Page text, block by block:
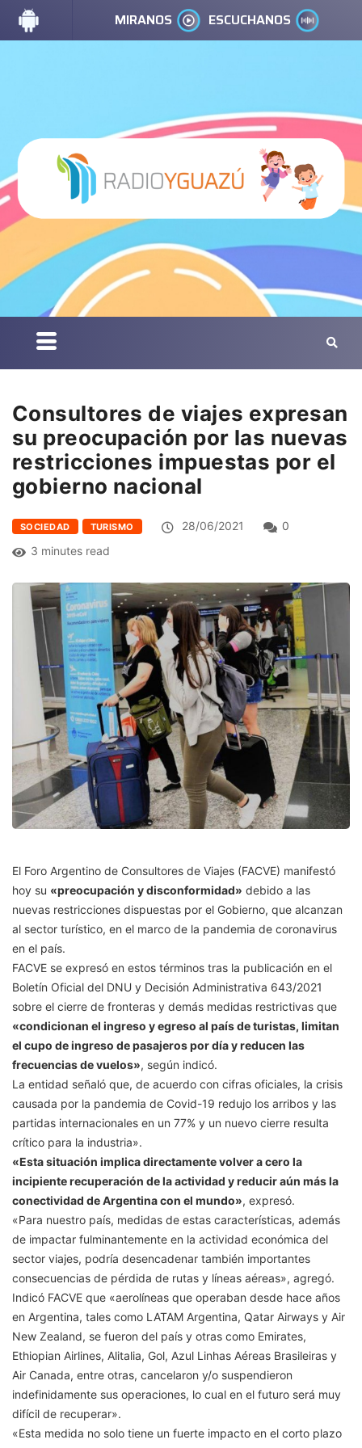
MIRANOS ESCUCHANOS
Consultores de viajes expresan
su preocupación por las nuevas
restricciones impuestas por el
gobierno nacional
SOCIEDAD TURISMO 28/06/2021
0
3 minutes read
El Foro Argentino de Consultores de Viajes (FACVE) manifestó
hoy su «preocupación y disconformidad» debido a las
nuevas restricciones dispuestas por el Gobierno, que alcanzan
al sector turístico, en el marco de la pandemia de coronavirus
en el país.
FACVE se expresó en estos términos tras la publicación en el
Boletín Oficial del DNU y Decisión Administrativa 643/2021
sobre el cierre de fronteras y demás medidas restrictivas que
«condicionan el ingreso y egreso al país de turistas, limitan
el cupo de ingreso de pasajeros por día y reducen las
frecuencias de vuelos», según indicó.
La entidad señaló que, de acuerdo con cifras oficiales, la crisis
causada por la pandemia de Covid-19 redujo los arribos y las
partidas internacionales en un 77% y un nuevo cierre resulta
crítico para la industria».
«Esta situación implica directamente volver a cero la
incipiente recuperación de la actividad y reducir aún más la
conectividad de Argentina con el mundo», expresó.
«Para nuestro país, medidas de estas características, además
de impactar fulminantemente en la actividad económica del
sector viajes, podría desencadenar también importantes
consecuencias de pérdida de rutas y líneas aéreas», agregó.
Indicó FACVE que «aerolíneas que operaban desde hace años
en Argentina, tales como LATAM Argentina, Qatar Airways y Air
New Zealand, se fueron del país y otras como Emirates,
Ethiopian Airlines, Alitalia, Gol, Azul Linhas Aéreas Brasileiras y
Air Canada, entre otras, cancelaron y/o suspendieron
indefinidamente sus operaciones, lo cual en el futuro será muy
difícil de recuperar».
«Esta medida no solo tiene un fuerte impacto en el corto plazo